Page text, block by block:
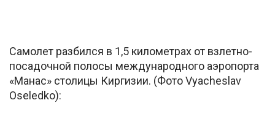
Самолет разбился в 1,5 километрах от взлетно-
посадочной полосы международного аэропорта
«Манас» столицы Киргизии. (Фото Vyacheslav
Oseledko):